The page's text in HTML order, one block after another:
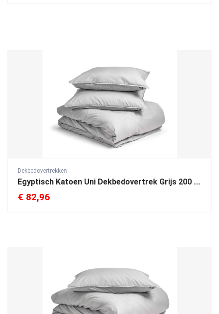
Dekbedovertrekken
Egyptisch Katoen Uni Dekbedovertrek Grijs 200 x 200/260
€ 82,96